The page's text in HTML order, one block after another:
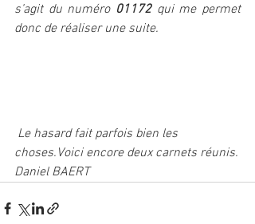
s’agit du numéro 01172 qui me permet
donc de réaliser une suite.
choses.Voici encore deux carnets réunis.
Daniel BAERT